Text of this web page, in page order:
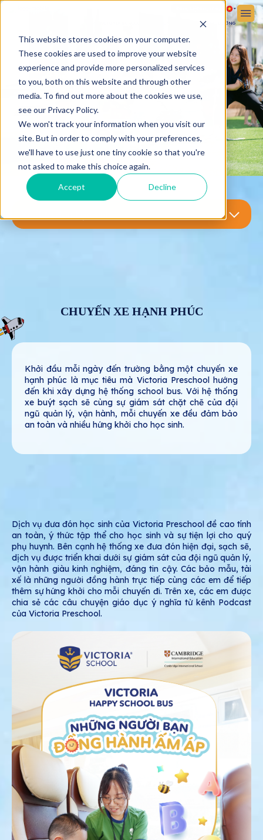
This website stores cookies on your computer.
These cookies are used to improve your website
experience and provide more personalized services
to you, both on this website and through other
media. To find out more about the cookies we use,
see our Privacy Policy.
We won't track your information when you visit our
site. But in order to comply with your preferences,
we'll have to use just one tiny cookie so that you're
not asked to make this choice again.
Accept Decline
CUỘC SỐNG HỌC ĐƯỜNG
CHUYẾN XE HẠNH PHÚC
Khởi đầu mỗi ngày đến trường bằng một chuyến xe
hạnh phúc là mục tiêu mà Victoria Preschool hướng
đến khi xây dựng hệ thống school bus. Với hệ thống
xe buýt sạch sẽ cùng sự giám sát chặt chẽ của đội
ngũ quản lý, vận hành, mỗi chuyến xe đều đảm bảo
an toàn và nhiều hứng khởi cho học sinh.
Dịch vụ đưa đón học sinh của Victoria Preschool đề cao tính
an toàn, ý thức tập thể cho học sinh và sự tiện lợi cho quý
phụ huynh. Bên cạnh hệ thống xe đưa đón hiện đại, sạch sẽ,
dịch vụ được triển khai dưới sự giám sát của đội ngũ quản lý,
vận hành giàu kinh nghiệm, đáng tin cậy. Các bảo mẫu, tài
xế là những người đồng hành trực tiếp cùng các em để tiếp
thêm sự hứng khởi cho mỗi chuyến đi. Trên xe, các em được
chia sẻ các câu chuyện giáo dục ý nghĩa từ kênh Podcast
của Victoria Preschool.